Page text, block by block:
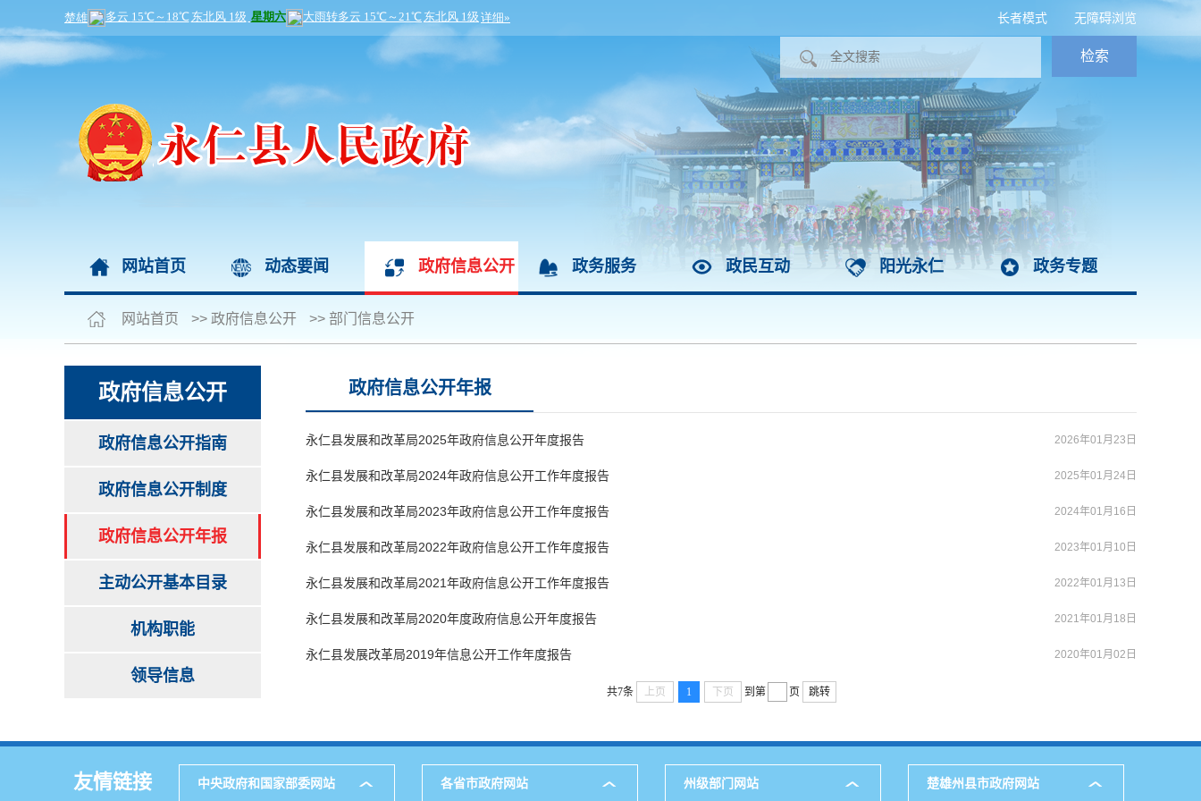
无障碍浏览
长者模式
网站首页 动态要闻 政府信息公开 政务服务 政民互动 阳光永仁 政务专题
网站首页 >> 政府信息公开 >> 部门信息公开
政府信息公开
政府信息公开指南
政府信息公开制度
政府信息公开年报
主动公开基本目录
机构职能
领导信息
政府信息公开年报
2026年01月23日
永仁县发展和改革局2025年政府信息公开年度报告
2025年01月24日
永仁县发展和改革局2024年政府信息公开工作年度报告
2024年01月16日
永仁县发展和改革局2023年政府信息公开工作年度报告
2023年01月10日
永仁县发展和改革局2022年政府信息公开工作年度报告
2022年01月13日
永仁县发展和改革局2021年政府信息公开工作年度报告
2021年01月18日
永仁县发展和改革局2020年度政府信息公开年度报告
2020年01月02日
永仁县发展改革局2019年信息公开工作年度报告
共7条 上页 1 下页 到第 页 跳转
友情链接 中央政府和国家部委网站 各省市政府网站 州级部门网站 楚雄州县市政府网站